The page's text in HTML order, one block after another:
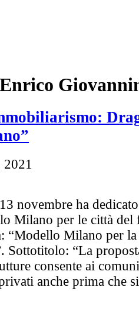
Enrico
2021
novembre ha
Milano per le città del
“Modello Milano per
Sottotitolo: “La
consente ai
anche prima che